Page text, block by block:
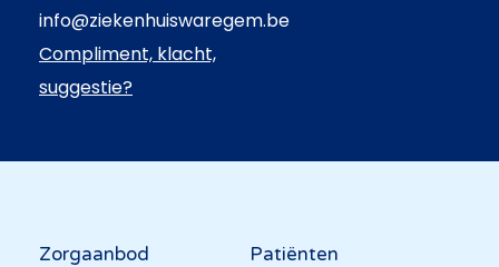
info@ziekenhuiswaregem.be
Compliment, klacht,
suggestie?
Hoofdnavigatie
Zorgaanbod Patiënten